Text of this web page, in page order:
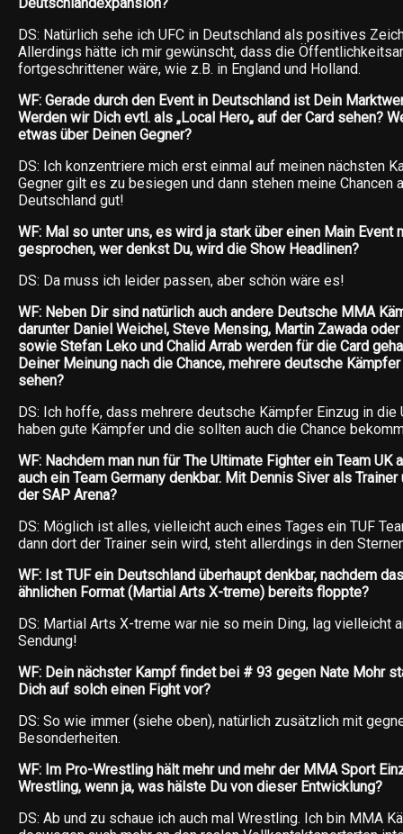
DS: Natürlich sehe ich UFC in Deutschland als positives
Allerdings hätte ich mir gewünscht, dass die
fortgeschrittener wäre, wie z.B. in England und Holland.
WF: Gerade durch den Event in Deutschland ist Dein
Werden wir Dich evtl. als „Local Hero„ auf der Card sehen?
etwas über Deinen Gegner?
DS: Ich konzentriere mich erst einmal auf meinen nächsten
Gegner gilt es zu besiegen und dann stehen meine Chancen
Deutschland gut!
WF: Mal so unter uns, es wird ja stark über einen Main Event
gesprochen, wer denkst Du, wird die Show Headlinen?
DS: Da muss ich leider passen, aber schön wäre es!
WF: Neben Dir sind natürlich auch andere Deutsche MMA
darunter Daniel Weichel, Steve Mensing, Martin Zawada
sowie Stefan Leko und Chalid Arrab werden für die Card
Deiner Meinung nach die Chance, mehrere deutsche
sehen?
DS: Ich hoffe, dass mehrere deutsche Kämpfer Einzug in die
haben gute Kämpfer und die sollten auch die Chance
WF: Nachdem man nun für The Ultimate Fighter ein Team UK
auch ein Team Germany denkbar. Mit Dennis Siver als
der SAP Arena?
DS: Möglich ist alles, vielleicht auch eines Tages ein TUF
dann dort der Trainer sein wird, steht allerdings in den
WF: Ist TUF ein Deutschland überhaupt denkbar, nachdem
ähnlichen Format (Martial Arts X-treme) bereits floppte?
DS: Martial Arts X-treme war nie so mein Ding, lag vielleicht
Sendung!
WF: Dein nächster Kampf findet bei # 93 gegen Nate Mohr
Dich auf solch einen Fight vor?
DS: So wie immer (siehe oben), natürlich zusätzlich mit
Besonderheiten.
WF: Im Pro-Wrestling hält mehr und mehr der MMA Sport
Wrestling, wenn ja, was hälste Du von dieser Entwicklung?
DS: Ab und zu schaue ich auch mal Wrestling. Ich bin MMA